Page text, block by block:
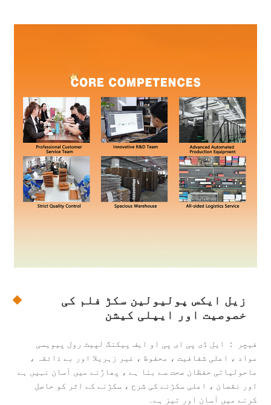
زیل ایکس پولیولین سکڑ فلم کی
خصوصیت اور ایپلی کیشن
فیچر ： ایل ڈی پی ای پی او ایف پیکنگ لپیٹ رول پیویسی
مواد ، اعلی شفافیت ، محفوظ ، غیر زہریلا اور بے ذائقہ ،
ماحولیاتی حفظان صحت سے بنا ہے ، پھاڑنے میں آسان نہیں ہے
اور نقصان ، اعلی سکڑنے کی شرح ، سکڑنے کے اثر کو حاصل
کرنے میں آسان اور تیز ہے۔